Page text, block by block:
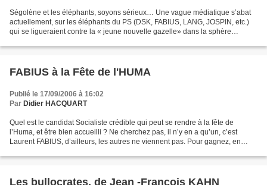
Ségolène et les éléphants, soyons sérieux… Une vague médiatique s’abat
actuellement, sur les éléphants du PS (DSK, FABIUS, LANG, JOSPIN, etc.)
qui se ligueraient contre la « jeune nouvelle gazelle» dans la sphère
FABIUS à la Fête de l'HUMA
Publié le 17/09/2006 à 16:02
Par Didier HACQUART
Quel est le candidat Socialiste crédible qui peut se rendre à la fête de
l’Huma, et être bien accueilli ? Ne cherchez pas, il n’y en a qu’un, c’est
Laurent FABIUS, d’ailleurs, les autres ne viennent pas. Pour gagnez, en
Les bullocrates, de Jean -François KAHN